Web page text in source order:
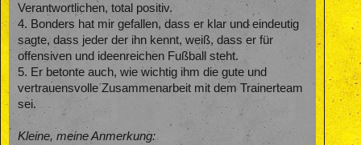
Verantwortlichen, total positiv.
4. Bonders hat mir gefallen, dass er klar und eindeutig
sagte, dass jeder der ihn kennt, weiß, dass er für
offensiven und ideenreichen Fußball steht.
5. Er betonte auch, wie wichtig ihm die gute und
vertrauensvolle Zusammenarbeit mit dem Trainerteam
sei.
Kleine, meine Anmerkung: